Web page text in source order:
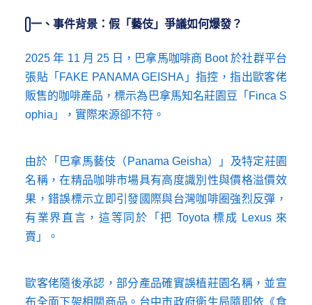
一、事件背景：假「藝伎」爭議如何爆發？
2025 年 11 月 25 日，巴拿馬咖啡商 Boot 於社群平台
張貼「FAKE PANAMA GEISHA」指控，指出歐客佬
販售的咖啡產品，標示為巴拿馬知名莊園豆「Finca S
ophia」，實際來源卻不符。
由於「巴拿馬藝伎（Panama Geisha）」及特定莊園
名稱，在精品咖啡市場具有高度識別性與價格溢價效
果，錯誤標示立即引發國際與台灣咖啡圈強烈反彈，
有業界直言，這等同於「把 Toyota 標成 Lexus 來
賣」。
歐客佬隨後承認，部分產品確實誤植莊園名稱，並宣
布全面下架相關商品。台中市政府衛生局隨即依《食